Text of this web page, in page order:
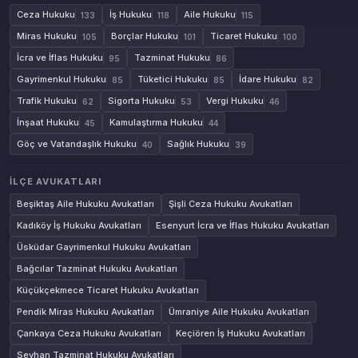
Ceza Hukuku 133 İş Hukuku 118 Aile Hukuku 115
Miras Hukuku 105 Borçlar Hukuku 101 Ticaret Hukuku 100
İcra ve İflas Hukuku 95 Tazminat Hukuku 86
Gayrimenkul Hukuku 85 Tüketici Hukuku 85 İdare Hukuku 82
Trafik Hukuku 62 Sigorta Hukuku 53 Vergi Hukuku 46
İnşaat Hukuku 45 Kamulaştırma Hukuku 44
Göç ve Vatandaşlık Hukuku 40 Sağlık Hukuku 39
İLÇE AVUKATLARI
Beşiktaş Aile Hukuku Avukatları
Şişli Ceza Hukuku Avukatları
Kadıköy İş Hukuku Avukatları
Esenyurt İcra ve İflas Hukuku Avukatları
Üsküdar Gayrimenkul Hukuku Avukatları
Bağcılar Tazminat Hukuku Avukatları
Küçükçekmece Ticaret Hukuku Avukatları
Pendik Miras Hukuku Avukatları
Ümraniye Aile Hukuku Avukatları
Çankaya Ceza Hukuku Avukatları
Keçiören İş Hukuku Avukatları
Seyhan Tazminat Hukuku Avukatları